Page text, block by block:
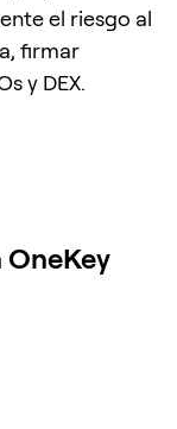
el riesgo al
firmar
y DEX.